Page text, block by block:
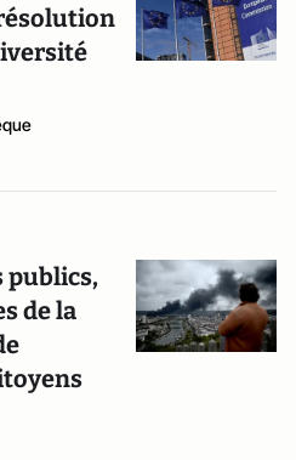
publics,
de la